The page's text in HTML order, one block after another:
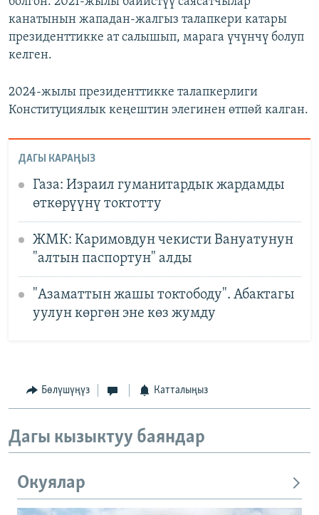
канатынын жападан-жалгыз талапкери катары
президенттикке ат салышып, марага үчүнчү болуп
келген.
2024-жылы президенттикке талапкерлиги
Конституциялык кеңештин элегинен өтпөй калган.
ДАГЫ КАРАҢЫЗ
Газа: Израил гуманитардык жардамды
өткөрүүнү токтотту
ЖМК: Каримовдун чекисти Вануатунун
"алтын паспортун" алды
"Азаматтын жашы токтободу". Абактагы
уулун көргөн эне көз жумду
Бөлүшүңүз Катталыңыз
Дагы кызыктуу баяндар
Окуялар